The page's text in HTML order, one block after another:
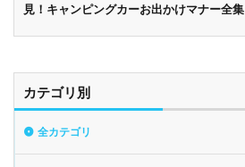
見！キャンピングカーお出かけマナー全集
カテゴリ別
全カテゴリ